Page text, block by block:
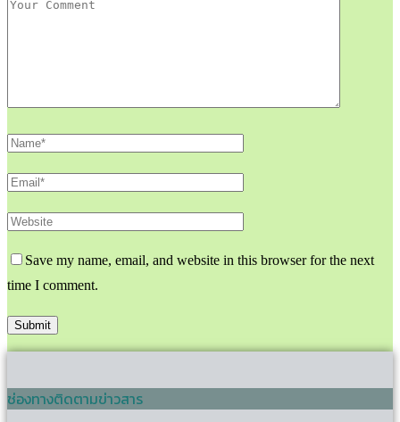
Save my name, email, and website in this browser for the next
time I comment.
ช่องทางติดตามข่าวสาร